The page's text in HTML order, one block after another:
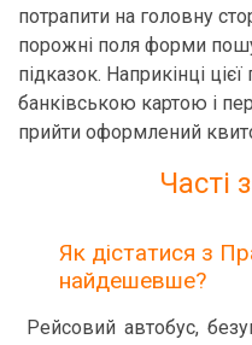
потрапити на головну
порожні поля форми
підказок. Наприкінці
банківською картою і
прийти оформлений
Часті
Як дістатися з
найдешевше?
Рейсовий автобус,